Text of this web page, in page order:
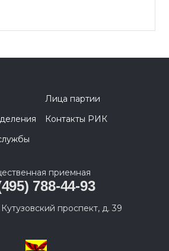
Лица партии
Контакты РИК
приемная
788-44-93
проспект, д. 39